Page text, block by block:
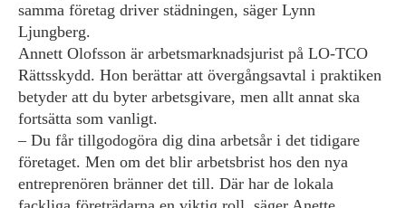
samma företag driver städningen, säger Lynn
Ljungberg.
Annett Olofsson är arbetsmarknadsjurist på LO-TCO
Rättsskydd. Hon berättar att övergångsavtal i praktiken
­betyder att du ­byter arbetsgivare, men allt annat ska
fortsätta som vanligt.
– Du får tillgodogöra dig dina arbetsår i det tidigare
företaget. Men om det blir arbetsbrist hos den nya
entreprenören bränner det till. Där har de lokala